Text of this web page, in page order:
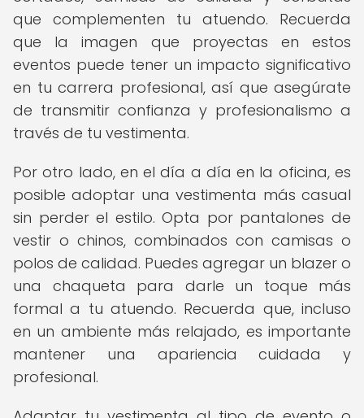
que complementen tu atuendo. Recuerda
que la imagen que proyectas en estos
eventos puede tener un impacto significativo
en tu carrera profesional, así que asegúrate
de transmitir confianza y profesionalismo a
través de tu vestimenta.
Por otro lado, en el día a día en la oficina, es
posible adoptar una vestimenta más casual
sin perder el estilo. Opta por pantalones de
vestir o chinos, combinados con camisas o
polos de calidad. Puedes agregar un blazer o
una chaqueta para darle un toque más
formal a tu atuendo. Recuerda que, incluso
en un ambiente más relajado, es importante
mantener una apariencia cuidada y
profesional.